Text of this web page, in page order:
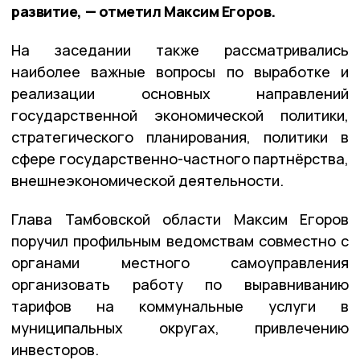
развитие, — отметил Максим Егоров.
На заседании также рассматривались
наиболее важные вопросы по выработке и
реализации основных направлений
государственной экономической политики,
стратегического планирования, политики в
сфере государственно-частного партнёрства,
внешнеэкономической деятельности.
Глава Тамбовской области Максим Егоров
поручил профильным ведомствам совместно с
органами местного самоуправления
организовать работу по выравниванию
тарифов на коммунальные услуги в
муниципальных округах, привлечению
инвесторов.